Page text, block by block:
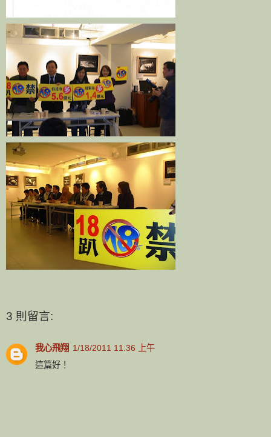
3 則留言:
我心飛翔 1/18/2011 11:36 上午
這篇好！